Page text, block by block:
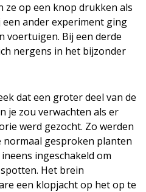
ze op een knop drukken als
ander experiment ging
voertuigen. Bij een derde
nergens in het bijzonder
dat een groter deel van de
je zou verwachten als er
werd gezocht. Zo werden
normaal gesproken planten
ingeschakeld om
Het brein
een klopjacht op het op te